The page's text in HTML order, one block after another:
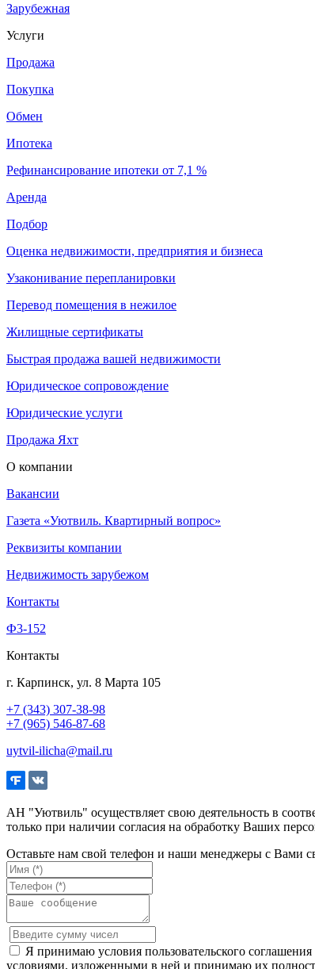
Зарубежная
Услуги
Продажа
Покупка
Обмен
Ипотека
Рефинансирование ипотеки от 7,1 %
Аренда
Подбор
Оценка недвижимости, предприятия и бизнеса
Узаконивание перепланировки
Перевод помещения в нежилое
Жилищные сертификаты
Быстрая продажа вашей недвижимости
Юридическое сопровождение
Юридические услуги
Продажа Яхт
О компании
Вакансии
Газета «Уютвиль. Квартирный вопрос»
Реквизиты компании
Недвижимость зарубежом
Контакты
Ф3-152
Контакты
г. Карпинск, ул. 8 Марта 105
+7 (343) 307-38-98
+7 (965) 546-87-68
uytvil-ilicha@mail.ru
АН "Уютвиль" осуществляет свою деятельность в
только при наличии согласия на обработку Ваших
Оставьте нам свой телефон и наши менеджеры с Вами
Я принимаю условия пользовательского
условиями, изложенными в ней и принимаю их